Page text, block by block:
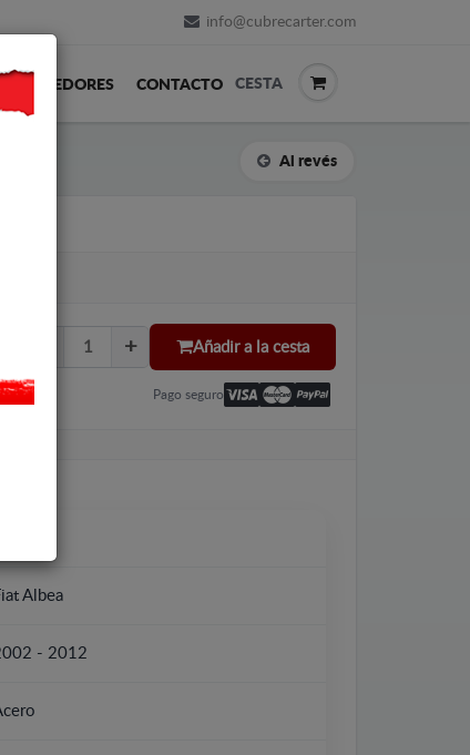
info@cubrecarter.com
CONTACTO CESTA
Al revés
Añadir a la cesta
Pago seguro
Albea
- 2012